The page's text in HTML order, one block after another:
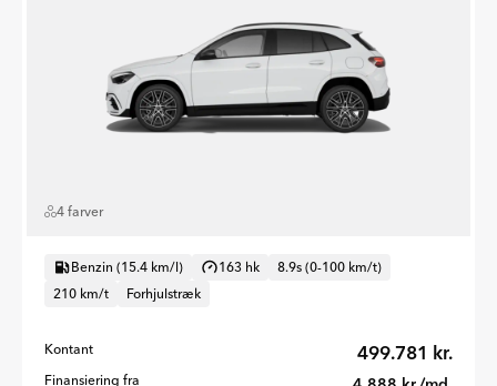
4 farver
Benzin (15.4 km/l) 163 hk
8.9s (0-100 km/t)
210 km/t
Forhjulstræk
Kontant 499.781 kr.
Finansiering fra